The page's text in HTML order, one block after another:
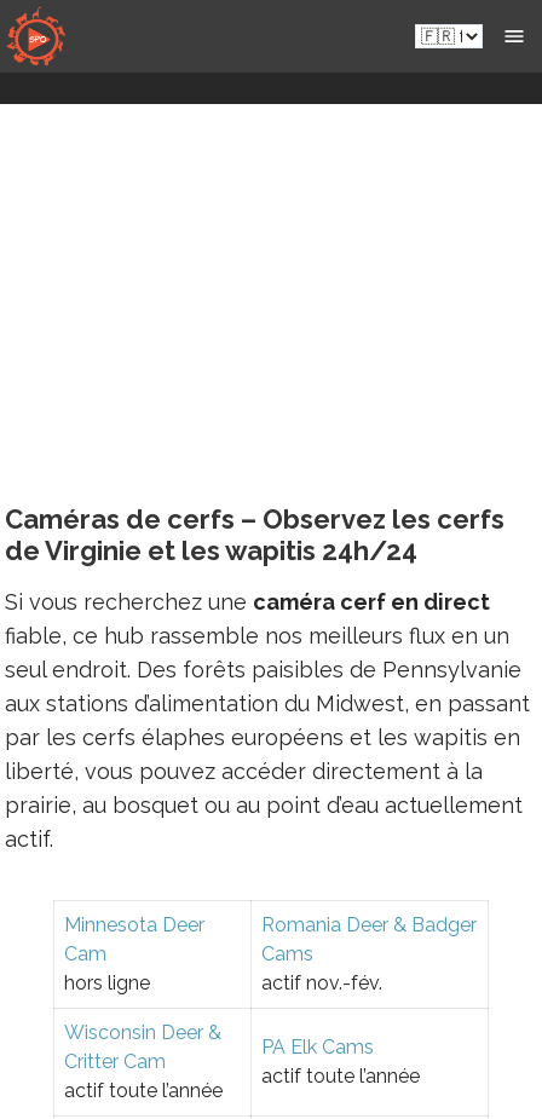
Passer
au
contenu
Fr.sportsmansparadiseonline.com
Caméras de cerfs – Observez les cerfs
de Virginie et les wapitis 24h/24
Si vous recherchez une caméra cerf en direct
fiable, ce hub rassemble nos meilleurs flux en un
seul endroit. Des forêts paisibles de Pennsylvanie
aux stations d’alimentation du Midwest, en passant
par les cerfs élaphes européens et les wapitis en
liberté, vous pouvez accéder directement à la
prairie, au bosquet ou au point d’eau actuellement
actif.
Minnesota Deer
Cam
hors ligne
Romania Deer & Badger
Cams
actif nov.-fév.
Wisconsin Deer &
Critter Cam
actif toute l’année
PA Elk Cams
actif toute l’année